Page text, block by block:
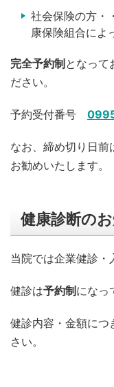
社会保険の方
康保険組合によ
完全予約制 となって
ださい。
予約受付番号
なお、締め切り日前
お勧めいたします。
健康診断の
当院では企業健診・
健診は予約制 になっ
健診内容・金額につ
さい。